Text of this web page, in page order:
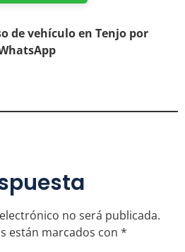
de vehículo en Tenjo por
no será publicada.
están marcados con *